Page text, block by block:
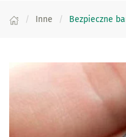
Inne Bezpieczne